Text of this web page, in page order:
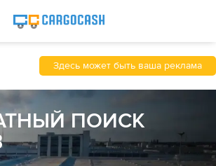
Здесь может быть ваша реклама
ПОИСК